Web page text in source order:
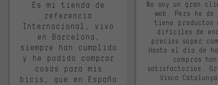
Es mi tienda de
referencia
Internacional, vivo
en Barcelona,
siempre han cumplido
y he podido comprar
cosas para mis
bicis, que en España
No soy un gran
web. Pero he
tiene productos
difíciles de
precios súper
Hasta el día de
compras
satisfactorios.
Visca